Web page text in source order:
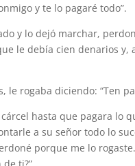
y te lo pagaré todo”.
y lo dejó marchar,
le debía cien denarios
le rogaba diciendo: “Ten
hasta que pagara lo
a su señor todo lo
porque me lo